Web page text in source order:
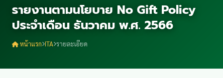
รายงานตามนโยบาย No Gift Policy
ประจำเดือน ธันวาคม พ.ศ. 2566
หน้าแรก ITA รายละเอียด